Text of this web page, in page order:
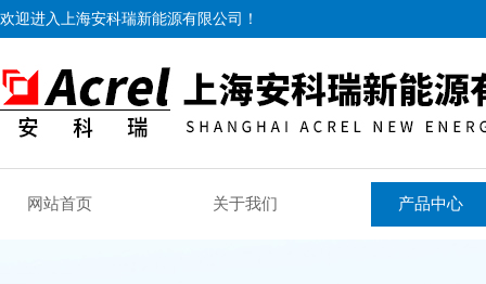
欢迎进入上海安科瑞新能源有限公司！
网站首页 关于我们 产品中心